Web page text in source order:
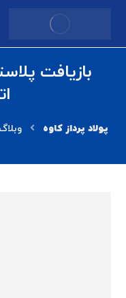
بازیافت
وبلاگ